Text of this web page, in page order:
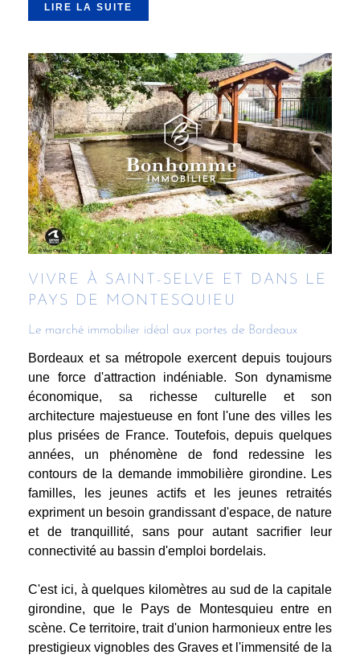
LIRE LA SUITE
VIVRE À SAINT-SELVE ET DANS LE
PAYS DE MONTESQUIEU
Le marché immobilier idéal aux portes de Bordeaux
Bordeaux et sa métropole exercent depuis toujours
une force d'attraction indéniable. Son dynamisme
économique, sa richesse culturelle et son
architecture majestueuse en font l'une des villes les
plus prisées de France. Toutefois, depuis quelques
années, un phénomène de fond redessine les
contours de la demande immobilière girondine. Les
familles, les jeunes actifs et les jeunes retraités
expriment un besoin grandissant d'espace, de nature
et de tranquillité, sans pour autant sacrifier leur
connectivité au bassin d'emploi bordelais.
C'est ici, à quelques kilomètres au sud de la capitale
girondine, que le Pays de Montesquieu entre en
scène. Ce territoire, trait d'union harmonieux entre les
prestigieux vignobles des Graves et l'immensité de la